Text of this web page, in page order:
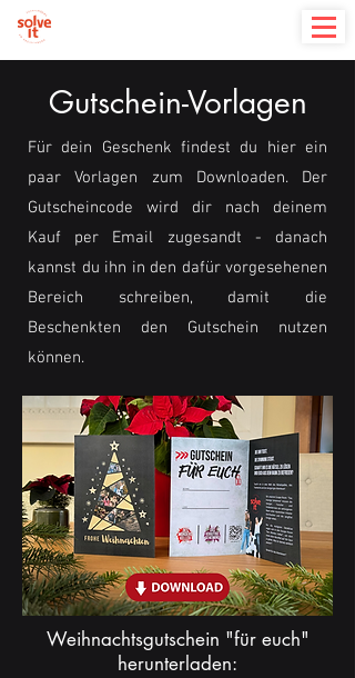
Gutschein-Vorlagen
Für dein Geschenk findest du hier ein
paar Vorlagen zum Downloaden. Der
Gutscheincode wird dir nach deinem
Kauf per Email zugesandt - danach
kannst du ihn in den dafür vorgesehenen
Bereich schreiben, damit die
Beschenkten den Gutschein nutzen
können.
Weihnachtsgutschein "für euch"
herunterladen: